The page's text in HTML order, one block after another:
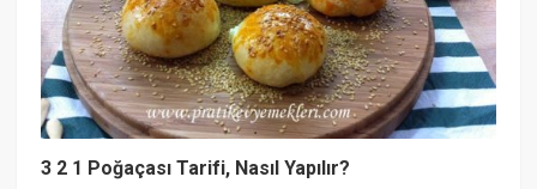
3 2 1 Poğaçası Tarifi, Nasıl Yapılır?